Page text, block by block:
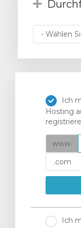
Ich
Hosting
www.
Ich